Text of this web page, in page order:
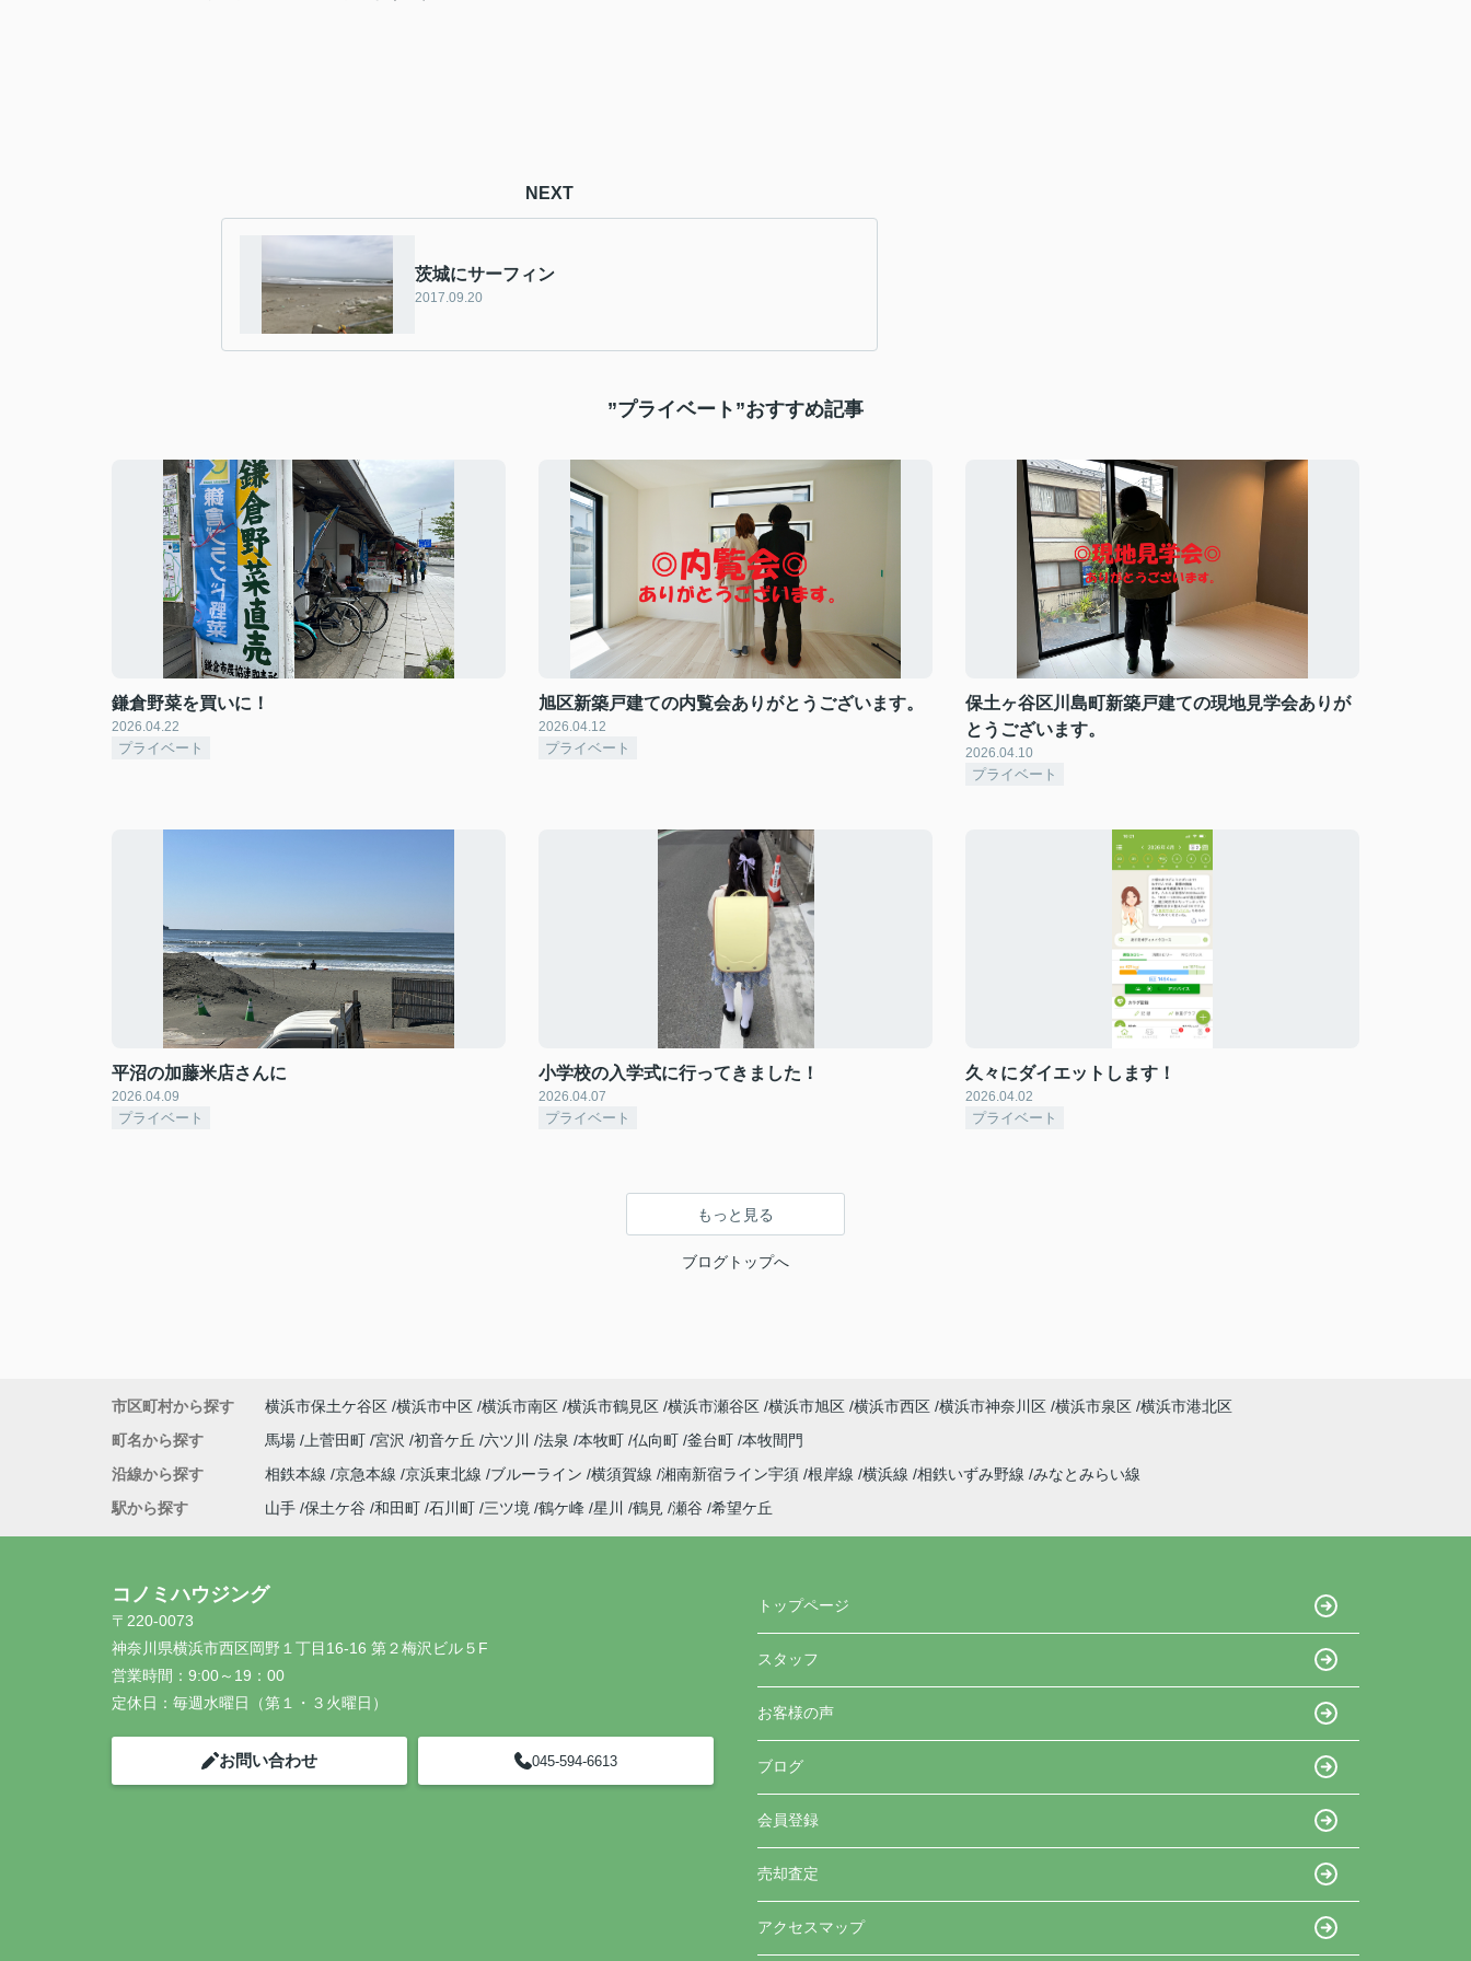
NEXT
茨城にサーフィン
2017.09.20
”プライベート”おすすめ記事
鎌倉野菜を買いに！
2026.04.22
プライベート
旭区新築戸建ての内覧会ありがとうございます。
2026.04.12
プライベート
保土ヶ谷区川島町新築戸建ての現地見学会ありが
とうございます。
2026.04.10
プライベート
平沼の加藤米店さんに
2026.04.09
プライベート
小学校の入学式に行ってきました！
2026.04.07
プライベート
久々にダイエットします！
2026.04.02
プライベート
もっと見る
ブログトップへ
市区町村から探す 横浜市保土ケ谷区 横浜市中区 横浜市南区 横浜市鶴見区 横浜市瀬谷区 横浜市旭区 横浜市西区 横浜市神奈川区 横浜市泉区 横浜市港北区
町名から探す
馬場 上菅田町 宮沢 初音ケ丘 六ツ川 法泉 本牧町 仏向町 釜台町 本牧間門
沿線から探す
相鉄本線 京急本線 京浜東北線 ブルーライン 横須賀線 湘南新宿ライン宇須 根岸線 横浜線 相鉄いずみ野線 みなとみらい線
駅から探す
山手 保土ケ谷 和田町 石川町 三ツ境 鶴ケ峰 星川 鶴見 瀬谷 希望ケ丘
コノミハウジング
〒220-0073
神奈川県横浜市西区岡野１丁目16-16 第２梅沢ビル５F
営業時間： 9:00～19：00
定休日： 毎週水曜日（第１・３火曜日）
お問い合わせ 045-594-6613
トップページ
スタッフ
お客様の声
ブログ
会員登録
売却査定
アクセスマップ